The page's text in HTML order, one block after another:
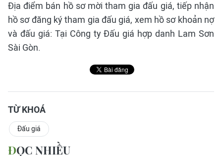
Địa điểm bán hồ sơ mời tham gia đấu giá, tiếp nhận
hồ sơ đăng ký tham gia đấu giá, xem hồ sơ khoản nợ
và đấu giá: Tại Công ty Đấu giá hợp danh Lam Sơn
Sài Gòn.
TỪ KHOÁ
Đấu giá
ĐỌC NHIỀU